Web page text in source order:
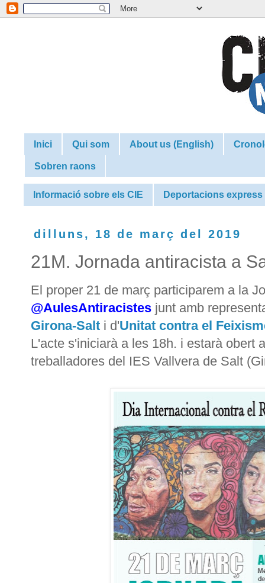
Inici Qui som About us (English)
Sobren raons
Informació sobre els CIE Deportacions express
dilluns, 18 de març del 2019
21M. Jornada antiracista a
El proper 21 de març participarem a la
@AulesAntiracistes junt amb
Girona-Salt i d'Unitat contra el
L'acte s'iniciarà a les 18h. i estarà obert
treballadores del IES Vallvera de Salt